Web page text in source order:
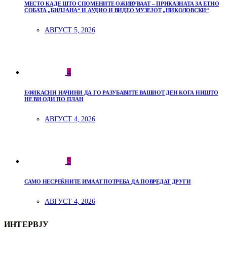
МЕСТО КАДЕ ШТО СПОМЕНИТЕ ОЖИВУВААТ – ПРИКАЗНАТА ЗА ЕТНО
СОБАТА „БИЛЈАНА“ И АУДИО И ВИДЕО МУЗЕЈОТ „НИКОЛОВСКИ“
АВГУСТ 5, 2026
4
ЕФИКАСНИ НАЧИНИ ДА ГО РАЗУБАВИТЕ ВАШИОТ ДЕН КОГА НИШТО
НЕ ВИ ОДИ ПО ПЛАН
АВГУСТ 4, 2026
5
САМО НЕСРЕЌНИТЕ ИМААТ ПОТРЕБА ДА ПОВРЕДАТ ДРУГИ
АВГУСТ 4, 2026
ИНТЕРВЈУ